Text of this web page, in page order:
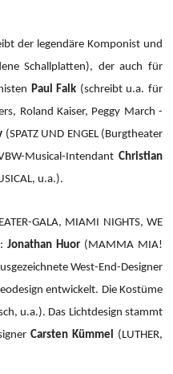
der legendäre Komponist und
Schallplatten), der auch für
Paul Falk (schreibt u.a. für
Roland Kaiser, Peggy March -
(SPATZ UND ENGEL (Burgtheater
Musical-IntendantChristian
u.a.).
GALA, MIAMI NIGHTS, WE
Jonathan Huor (MAMMA MIA!
West-End-Designer
entwickelt. Die Kostüme
u.a.). Das Lichtdesign stammt
Carsten Kümmel (LUTHER,